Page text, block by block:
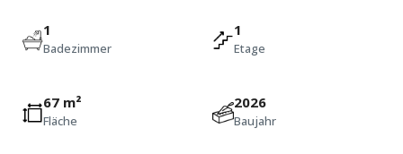
1
Badezimmer
1
Etage
67 m²
Fläche
2026
Baujahr